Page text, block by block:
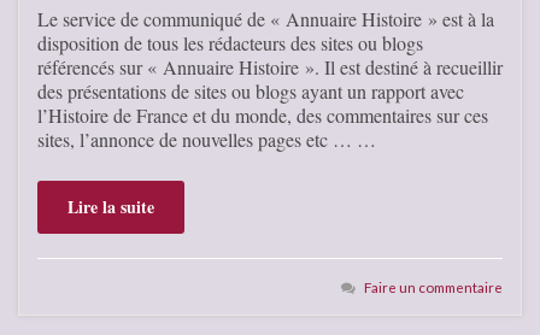
Le service de communiqué de « Annuaire Histoire » est à la
disposition de tous les rédacteurs des sites ou blogs
référencés sur « Annuaire Histoire ». Il est destiné à recueillir
des présentations de sites ou blogs ayant un rapport avec
l’Histoire de France et du monde, des commentaires sur ces
sites, l’annonce de nouvelles pages etc … …
Lire la suite
Faire un commentaire